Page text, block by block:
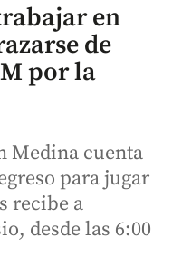
en
de
por la
Medina cuenta
para jugar
recibe a
desde las 6:00